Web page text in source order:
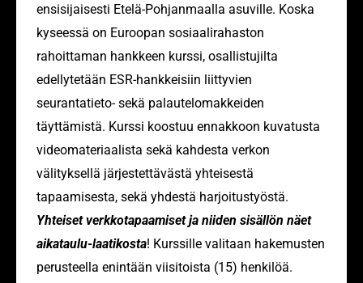
ensisijaisesti Etelä-Pohjanmaalla asuville. Koska
kyseessä on Euroopan sosiaalirahaston
rahoittaman hankkeen kurssi, osallistujilta
edellytetään ESR-hankkeisiin liittyvien
seurantatieto- sekä palautelomakkeiden
täyttämistä. Kurssi koostuu ennakkoon kuvatusta
videomateriaalista sekä kahdesta verkon
välityksellä järjestettävästä yhteisestä
tapaamisesta, sekä yhdestä harjoitustyöstä.
Yhteiset verkkotapaamiset ja niiden sisällön näet
aikataulu-laatikosta! Kurssille valitaan hakemusten
perusteella enintään viisitoista (15) henkilöä.